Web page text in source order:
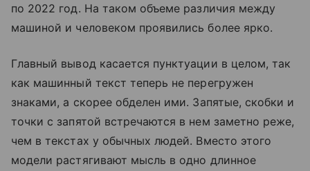
по 2022 год. На таком объеме различия между
машиной и человеком проявились более ярко.
Главный вывод касается пунктуации в целом, так
как машинный текст теперь не перегружен
знаками, а скорее обделен ими. Запятые, скобки и
точки с запятой встречаются в нем заметно реже,
чем в текстах у обычных людей. Вместо этого
модели растягивают мысль в одно длинное